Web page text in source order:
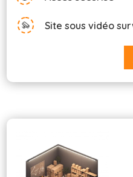
Site sous vidéo